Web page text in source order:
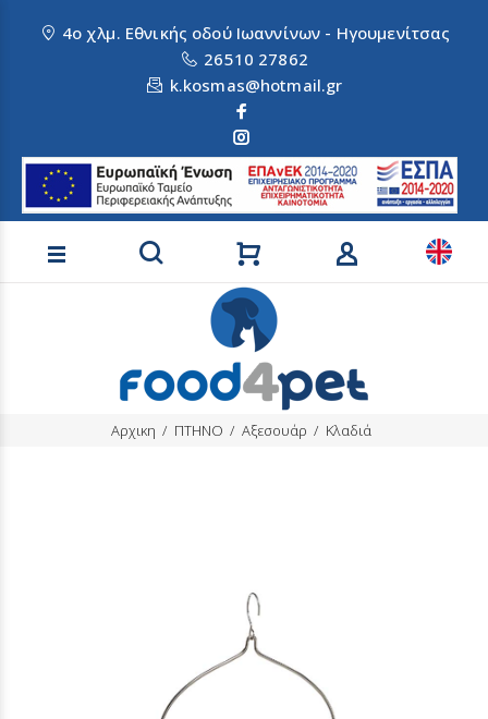
4ο χλμ. Εθνικής οδού Ιωαννίνων - Ηγουμενίτσας
26510 27862
k.kosmas@hotmail.gr
Αναζήτηση προϊόντων
Αρχικη ΠΤΗΝΟ Αξεσουάρ Κλαδιά